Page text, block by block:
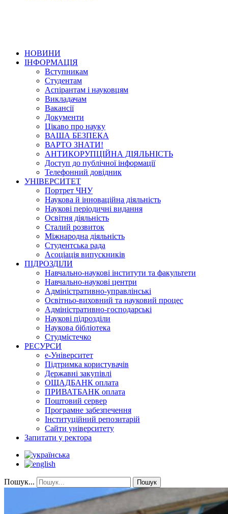
НОВИНИ
ІНФОРМАЦІЯ
Вступникам
Студентам
Аспірантам і науковцям
Викладачам
Вакансії
Документи
Цікаво про науку
ВАША БЕЗПЕКА
ВАРТО ЗНАТИ!
АНТИКОРУПЦІЙНА ДІЯЛЬНІСТЬ
Доступ до публічної інформації
Телефонний довідник
УНІВЕРСИТЕТ
Портрет ЧНУ
Наукова й інноваційна діяльність
Наукові періодичні видання
Освітня діяльність
Сталий розвиток
Міжнародна діяльність
Студентська рада
Асоціація випускників
ПІДРОЗДІЛИ
Навчально-наукові інститути та факультети
Навчально-наукові центри
Адміністративно-управлінські
Освітньо-виховний та науковий процес
Адміністративно-господарські
Наукові підрозділи
Наукова бібліотека
Студмістечко
РЕСУРСИ
е-Університет
Підтримка користувачів
Державні закупівлі
ОЩАДБАНК оплата
ПРИВАТБАНК оплата
Поштовий сервер
Програмне забезпечення
Інституційний репозитарій
Сайти університету
Запитати у ректора
Пошук... Пошук